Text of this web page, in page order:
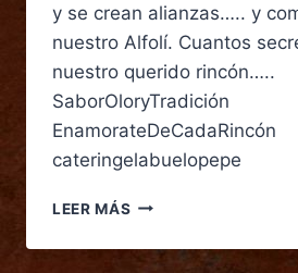
y se crean alianzas….. y
nuestro Alfolí. Cuantos
nuestro querido rincón…..
SaborOloryTradición
EnamorateDeCadaRincón
cateringelabuelopepe
LEER MÁS